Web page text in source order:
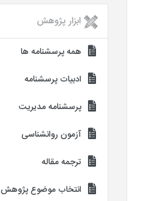
ابزار پژوهش
همه پرسشنامه ها
ادبیات پرسشنامه
پرسشنامه مدیریت
آزمون روانشناسی
ترجمه مقاله
انتخاب موضوع پژوهش